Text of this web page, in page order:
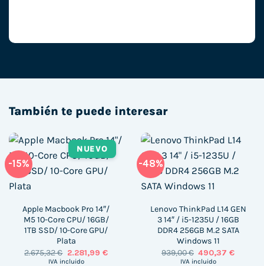
También te puede interesar
-15%
NUEVO
Apple Macbook Pro 14″/
M5 10-Core CPU/ 16GB/
1TB SSD/ 10-Core GPU/
Plata
2.675,32€ El
precio
2.281,99 €El
IVA incluido
-48%
Lenovo ThinkPad L14 GEN
3 14″ / i5-1235U / 16GB
DDR4 256GB M.2 SATA
Windows 11
939,00€ El
precio
490,37€El
IVA incluido